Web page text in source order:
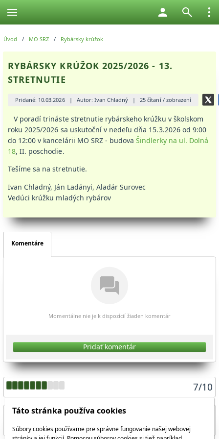
7/10
Zdieľať aktuálnu stránku
Úvod / MO SRZ / Rybársky krúžok
RYBÁRSKY KRÚŽOK 2025/2026 - 13.
STRETNUTIE
Pridané: 10.03.2026| Autor: Ivan Chladný | 25 čítaní / zobrazení
V poradí trináste stretnutie rybárskeho krúžku v školskom
roku 2025/2026 sa uskutoční v nedeľu dňa 15.3.2026 od 9:00
do 12:00 v kancelárii MO SRZ - budovaŠindlerky na ul. Dolná
18, II. poschodie.
Tešíme sa na stretnutie.
Ivan Chladný, Ján Ladányi, Aladár Surovec
Vedúci krúžku mladých rybárov
Komentáre
Momentálne nie je k dispozícií žiaden komentár
Pridať komentár
Táto stránka používa cookies
Súbory cookies používame pre správne fungovanie našej webovej